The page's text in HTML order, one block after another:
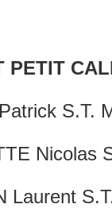
PETIT
S.T.
Nicolas
Laurent